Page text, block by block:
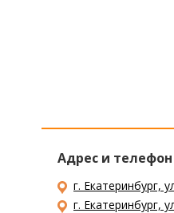
Адрес и телефон
г. Екатеринбург,
г. Екатеринбург,